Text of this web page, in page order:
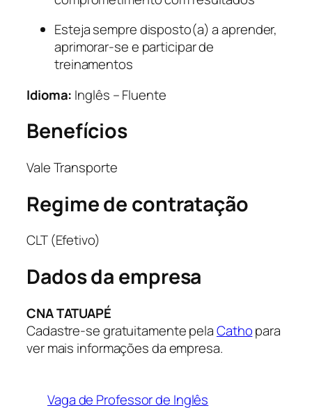
Esteja sempre disposto(a) a aprender,
aprimorar-se e participar de
treinamentos
Idioma: Inglês – Fluente
Benefícios
Vale Transporte
Regime de contratação
CLT (Efetivo)
Dados da empresa
CNA TATUAPÉ
Cadastre-se gratuitamente pelaCathopara
ver mais informações da empresa.
Vaga de Professor de Inglês